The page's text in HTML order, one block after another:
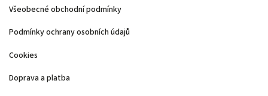
Všeobecné obchodní podmínky
Podmínky ochrany osobních údajů
Cookies
Doprava a platba